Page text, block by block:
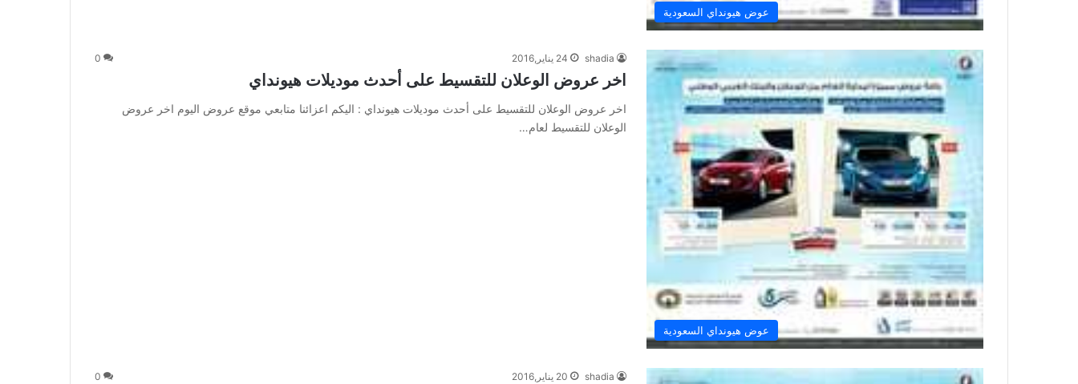
عوض هيونداي السعودية
عوض هيونداي السعودية
shadia 24 يناير,2016 0
اخر عروض الوعلان للتقسيط على أحدث موديلات هيونداي
اخر عروض الوعلان للتقسيط على أحدث موديلات هيونداي : اليكم اعزائنا متابعي موقع عروض اليوم اخر عروض
الوعلان للتقسيط لعام…
shadia 20 يناير,2016 0